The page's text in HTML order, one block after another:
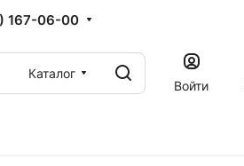
167-06-00
Каталог
Войти